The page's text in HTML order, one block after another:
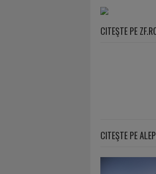
CITEŞTE PE
CITEŞTE PE